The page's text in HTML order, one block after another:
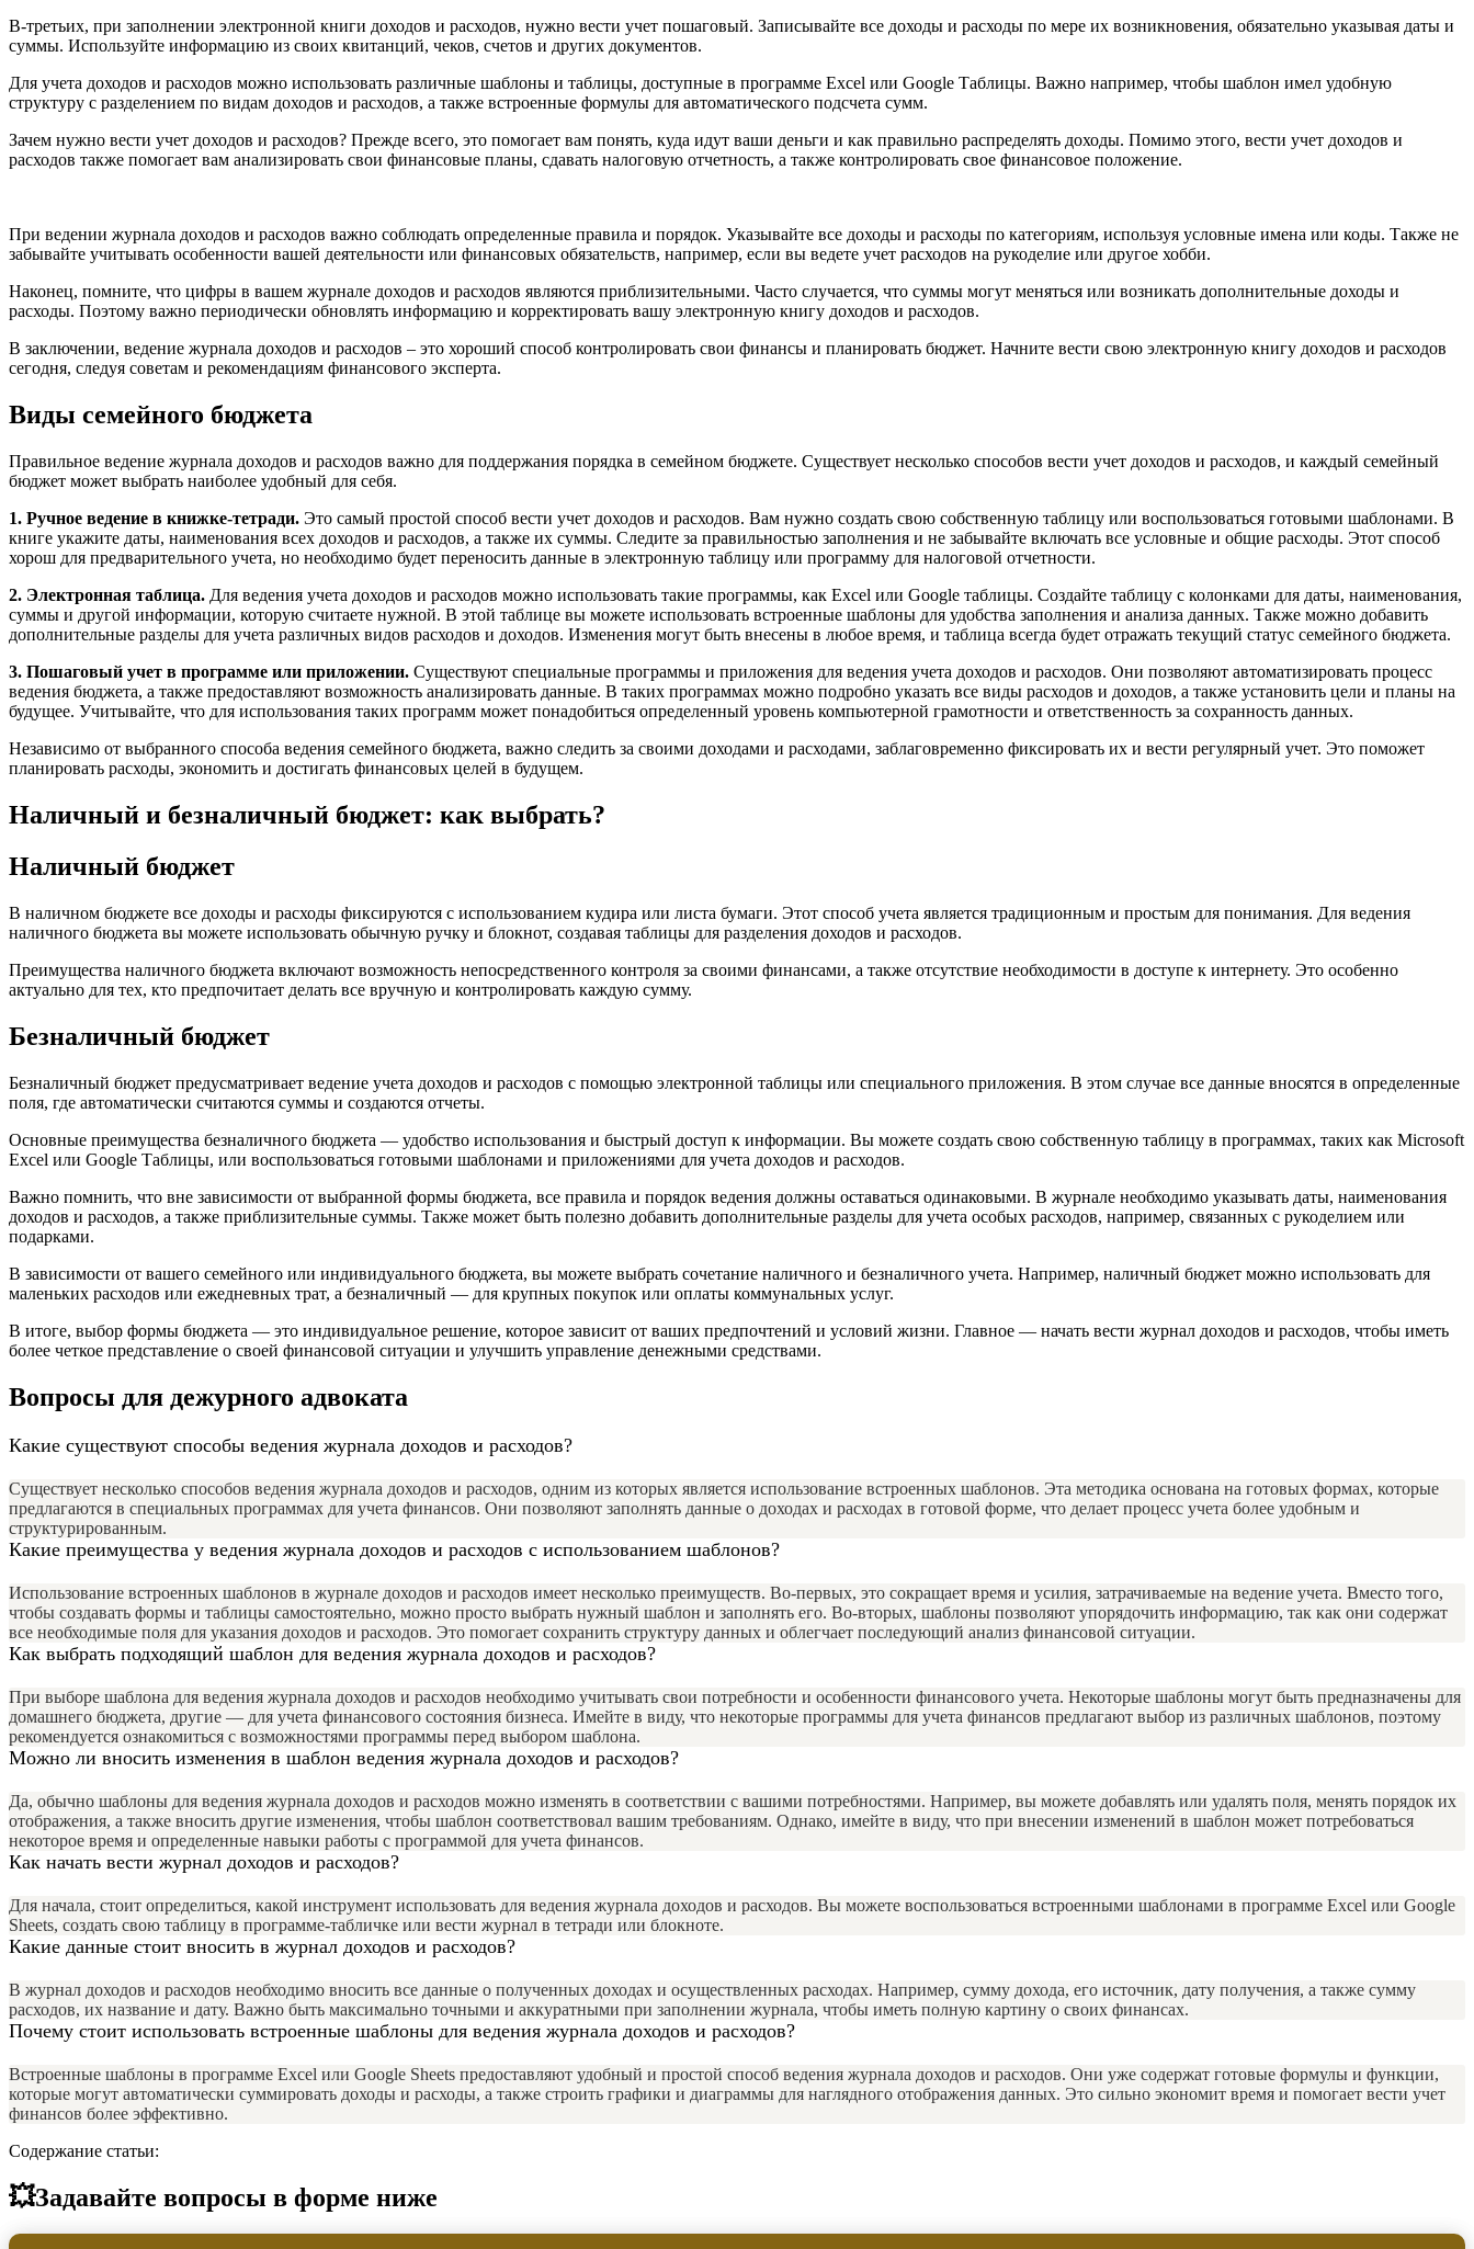
В-третьих, при заполнении электронной книги доходов и расходов, нужно вести учет пошаговый. Записывайте все доходы и расходы по мере их возникновения, обязательно указывая даты и
суммы. Используйте информацию из своих квитанций, чеков, счетов и других документов.
Для учета доходов и расходов можно использовать различные шаблоны и таблицы, доступные в программе Excel или Google Таблицы. Важно например, чтобы шаблон имел удобную
структуру с разделением по видам доходов и расходов, а также встроенные формулы для автоматического подсчета сумм.
Зачем нужно вести учет доходов и расходов? Прежде всего, это помогает вам понять, куда идут ваши деньги и как правильно распределять доходы. Помимо этого, вести учет доходов и
расходов также помогает вам анализировать свои финансовые планы, сдавать налоговую отчетность, а также контролировать свое финансовое положение.
При ведении журнала доходов и расходов важно соблюдать определенные правила и порядок. Указывайте все доходы и расходы по категориям, используя условные имена или коды. Также не
забывайте учитывать особенности вашей деятельности или финансовых обязательств, например, если вы ведете учет расходов на рукоделие или другое хобби.
Наконец, помните, что цифры в вашем журнале доходов и расходов являются приблизительными. Часто случается, что суммы могут меняться или возникать дополнительные доходы и
расходы. Поэтому важно периодически обновлять информацию и корректировать вашу электронную книгу доходов и расходов.
В заключении, ведение журнала доходов и расходов – это хороший способ контролировать свои финансы и планировать бюджет. Начните вести свою электронную книгу доходов и расходов
сегодня, следуя советам и рекомендациям финансового эксперта.
Виды семейного бюджета
Правильное ведение журнала доходов и расходов важно для поддержания порядка в семейном бюджете. Существует несколько способов вести учет доходов и расходов, и каждый семейный
бюджет может выбрать наиболее удобный для себя.
1. Ручное ведение в книжке-тетради. Это самый простой способ вести учет доходов и расходов. Вам нужно создать свою собственную таблицу или воспользоваться готовыми шаблонами. В
книге укажите даты, наименования всех доходов и расходов, а также их суммы. Следите за правильностью заполнения и не забывайте включать все условные и общие расходы. Этот способ
хорош для предварительного учета, но необходимо будет переносить данные в электронную таблицу или программу для налоговой отчетности.
2. Электронная таблица. Для ведения учета доходов и расходов можно использовать такие программы, как Excel или Google таблицы. Создайте таблицу с колонками для даты, наименования,
суммы и другой информации, которую считаете нужной. В этой таблице вы можете использовать встроенные шаблоны для удобства заполнения и анализа данных. Также можно добавить
дополнительные разделы для учета различных видов расходов и доходов. Изменения могут быть внесены в любое время, и таблица всегда будет отражать текущий статус семейного бюджета.
3. Пошаговый учет в программе или приложении. Существуют специальные программы и приложения для ведения учета доходов и расходов. Они позволяют автоматизировать процесс
ведения бюджета, а также предоставляют возможность анализировать данные. В таких программах можно подробно указать все виды расходов и доходов, а также установить цели и планы на
будущее. Учитывайте, что для использования таких программ может понадобиться определенный уровень компьютерной грамотности и ответственность за сохранность данных.
Независимо от выбранного способа ведения семейного бюджета, важно следить за своими доходами и расходами, заблаговременно фиксировать их и вести регулярный учет. Это поможет
планировать расходы, экономить и достигать финансовых целей в будущем.
Наличный и безналичный бюджет: как выбрать?
Наличный бюджет
В наличном бюджете все доходы и расходы фиксируются с использованием кудира или листа бумаги. Этот способ учета является традиционным и простым для понимания. Для ведения
наличного бюджета вы можете использовать обычную ручку и блокнот, создавая таблицы для разделения доходов и расходов.
Преимущества наличного бюджета включают возможность непосредственного контроля за своими финансами, а также отсутствие необходимости в доступе к интернету. Это особенно
актуально для тех, кто предпочитает делать все вручную и контролировать каждую сумму.
Безналичный бюджет
Безналичный бюджет предусматривает ведение учета доходов и расходов с помощью электронной таблицы или специального приложения. В этом случае все данные вносятся в определенные
поля, где автоматически считаются суммы и создаются отчеты.
Основные преимущества безналичного бюджета — удобство использования и быстрый доступ к информации. Вы можете создать свою собственную таблицу в программах, таких как Microsoft
Excel или Google Таблицы, или воспользоваться готовыми шаблонами и приложениями для учета доходов и расходов.
Важно помнить, что вне зависимости от выбранной формы бюджета, все правила и порядок ведения должны оставаться одинаковыми. В журнале необходимо указывать даты, наименования
доходов и расходов, а также приблизительные суммы. Также может быть полезно добавить дополнительные разделы для учета особых расходов, например, связанных с рукоделием или
подарками.
В зависимости от вашего семейного или индивидуального бюджета, вы можете выбрать сочетание наличного и безналичного учета. Например, наличный бюджет можно использовать для
маленьких расходов или ежедневных трат, а безналичный — для крупных покупок или оплаты коммунальных услуг.
В итоге, выбор формы бюджета — это индивидуальное решение, которое зависит от ваших предпочтений и условий жизни. Главное — начать вести журнал доходов и расходов, чтобы иметь
более четкое представление о своей финансовой ситуации и улучшить управление денежными средствами.
Вопросы для дежурного адвоката
Какие существуют способы ведения журнала доходов и расходов?
Существует несколько способов ведения журнала доходов и расходов, одним из которых является использование встроенных шаблонов. Эта методика основана на готовых формах, которые
предлагаются в специальных программах для учета финансов. Они позволяют заполнять данные о доходах и расходах в готовой форме, что делает процесс учета более удобным и
структурированным.
Какие преимущества у ведения журнала доходов и расходов с использованием шаблонов?
Использование встроенных шаблонов в журнале доходов и расходов имеет несколько преимуществ. Во-первых, это сокращает время и усилия, затрачиваемые на ведение учета. Вместо того,
чтобы создавать формы и таблицы самостоятельно, можно просто выбрать нужный шаблон и заполнять его. Во-вторых, шаблоны позволяют упорядочить информацию, так как они содержат
все необходимые поля для указания доходов и расходов. Это помогает сохранить структуру данных и облегчает последующий анализ финансовой ситуации.
Как выбрать подходящий шаблон для ведения журнала доходов и расходов?
При выборе шаблона для ведения журнала доходов и расходов необходимо учитывать свои потребности и особенности финансового учета. Некоторые шаблоны могут быть предназначены для
домашнего бюджета, другие — для учета финансового состояния бизнеса. Имейте в виду, что некоторые программы для учета финансов предлагают выбор из различных шаблонов, поэтому
рекомендуется ознакомиться с возможностями программы перед выбором шаблона.
Можно ли вносить изменения в шаблон ведения журнала доходов и расходов?
Да, обычно шаблоны для ведения журнала доходов и расходов можно изменять в соответствии с вашими потребностями. Например, вы можете добавлять или удалять поля, менять порядок их
отображения, а также вносить другие изменения, чтобы шаблон соответствовал вашим требованиям. Однако, имейте в виду, что при внесении изменений в шаблон может потребоваться
некоторое время и определенные навыки работы с программой для учета финансов.
Как начать вести журнал доходов и расходов?
Для начала, стоит определиться, какой инструмент использовать для ведения журнала доходов и расходов. Вы можете воспользоваться встроенными шаблонами в программе Excel или Google
Sheets, создать свою таблицу в программе-табличке или вести журнал в тетради или блокноте.
Какие данные стоит вносить в журнал доходов и расходов?
В журнал доходов и расходов необходимо вносить все данные о полученных доходах и осуществленных расходах. Например, сумму дохода, его источник, дату получения, а также сумму
расходов, их название и дату. Важно быть максимально точными и аккуратными при заполнении журнала, чтобы иметь полную картину о своих финансах.
Почему стоит использовать встроенные шаблоны для ведения журнала доходов и расходов?
Встроенные шаблоны в программе Excel или Google Sheets предоставляют удобный и простой способ ведения журнала доходов и расходов. Они уже содержат готовые формулы и функции,
которые могут автоматически суммировать доходы и расходы, а также строить графики и диаграммы для наглядного отображения данных. Это сильно экономит время и помогает вести учет
финансов более эффективно.
Содержание статьи:
💥Задавайте вопросы в форме ниже